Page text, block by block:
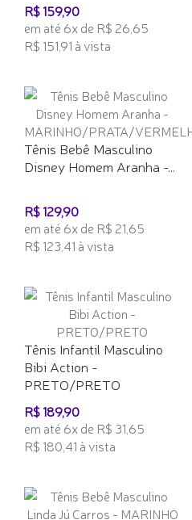
R$ 159,90
em até 6x de R$ 26,65
R$ 151,91 à vista
Tênis Bebê Masculino
Disney Homem Aranha -...
R$ 129,90
em até 6x de R$ 21,65
R$ 123,41 à vista
Tênis Infantil Masculino
Bibi Action -
PRETO/PRETO
R$ 189,90
em até 6x de R$ 31,65
R$ 180,41 à vista